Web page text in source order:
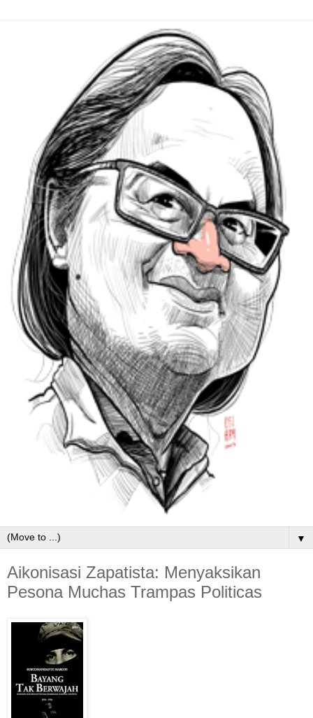
▼
Aikonisasi Zapatista: Menyaksikan
Pesona Muchas Trampas Politicas